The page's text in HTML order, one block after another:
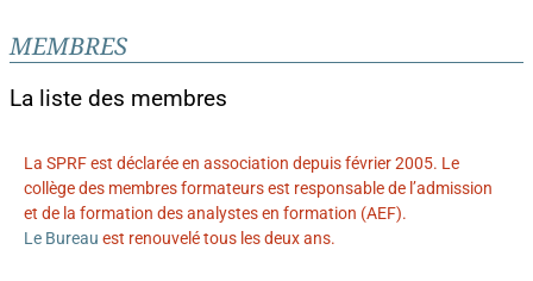
MEMBRES
La liste des membres
La SPRF est déclarée en association depuis février 2005. Le
collège des membres formateurs est responsable de l’admission
et de la formation des analystes en formation (AEF).
Le Bureau est renouvelé tous les deux ans.